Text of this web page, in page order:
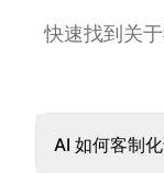
快速找到关
AI 如何客制